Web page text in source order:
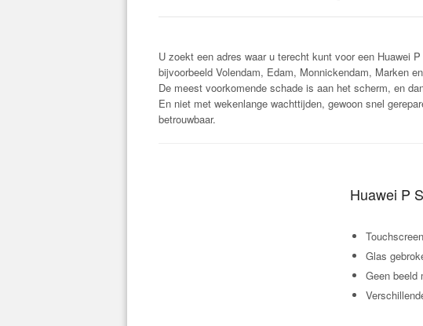
U zoekt een adres waar u terecht kunt voor een Huawei
bijvoorbeeld Volendam, Edam, Monnickendam, Marken
De meest voorkomende schade is aan het scherm, en
En niet met wekenlange wachttijden, gewoon snel
betrouwbaar.
Huawei P
Glas
Geen beeld